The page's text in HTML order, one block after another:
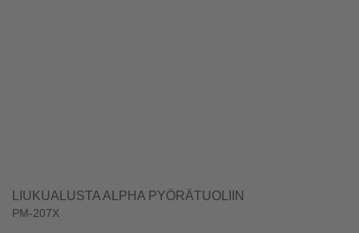
LIUKUALUSTA ALPHA PYÖRÄTUOLIIN
PM-207X